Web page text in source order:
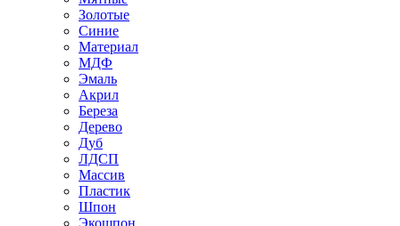
Золотые
Синие
Материал
МДФ
Эмаль
Акрил
Береза
Дерево
Дуб
ЛДСП
Массив
Пластик
Шпон
Экошпон